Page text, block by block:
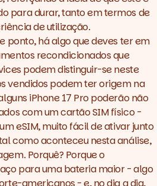
para durar, tanto em termos de
de utilização.
ponto, há algo que deves ter em
recondicionados que
podem distinguir-se neste
vendidos podem ter origem na
iPhone 17 Pro poderão não
com um cartão SIM físico -
eSIM, muito fácil de ativar junto
como aconteceu nesta análise,
Porquê? Porque o
para uma bateria maior - algo